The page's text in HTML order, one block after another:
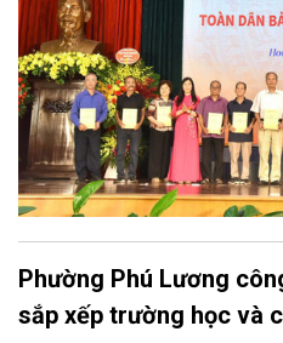
Phường Phú Lương
sắp xếp trường học và